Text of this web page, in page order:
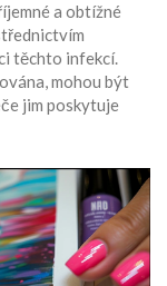
a obtížné
těchto infekcí.
mohou být
jim poskytuje